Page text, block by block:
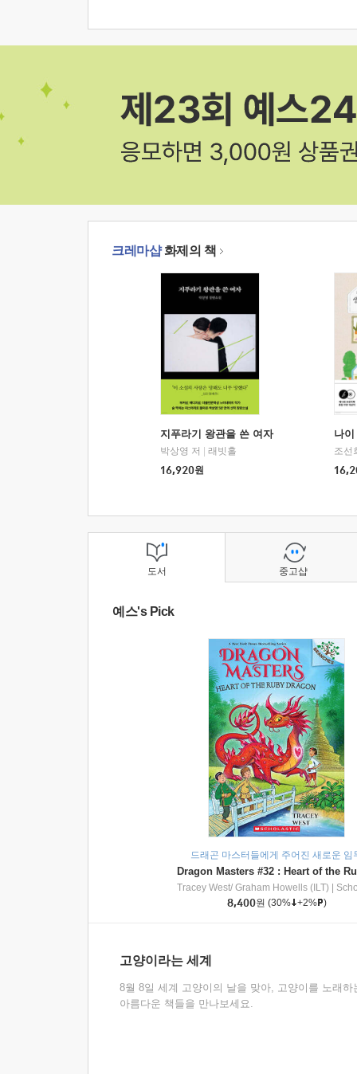
크레마샵화제의 책
지푸라기 왕관을 쓴 여자
박상영 저
래빗홀
16,920원
나
조선
도서
예스's Pick
드래곤 마스터들에게 주어진 새로운 임
Tracey West/ Graham Howells (ILT)
8,400원 (30% +2% )
고양이라는 세계
8월 8일 세계 고양이의 날을 맞아, 고양이를 노래하
아름다운 책들을 만나보세요.
중고샵